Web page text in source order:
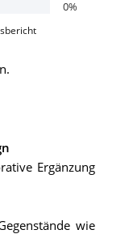
0%
Ergänzung
wie